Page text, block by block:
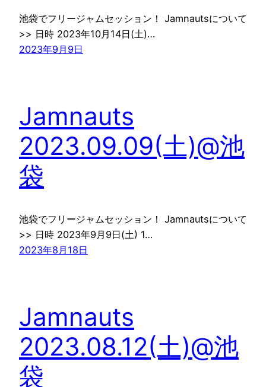
池袋でフリージャムセッション！ Jamnautsについて
>> 日時 2023年10月14日(土)…
2023年9月9日
Jamnauts
2023.09.09(土)@池
袋
池袋でフリージャムセッション！ Jamnautsについて
>> 日時 2023年9月9日(土) 1…
2023年8月18日
Jamnauts
2023.08.12(土)@池
袋